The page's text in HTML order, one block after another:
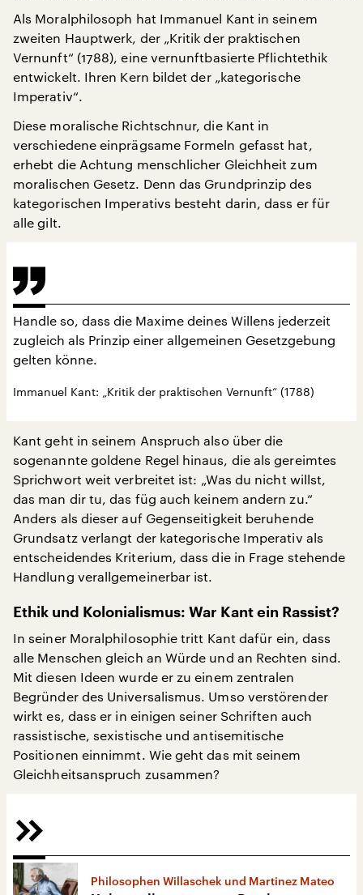
Als Moralphilosoph hat Immanuel Kant in seinem
zweiten Hauptwerk, der „Kritik der praktischen
Vernunft“ (1788), eine vernunftbasierte Pflichtethik
entwickelt. Ihren Kern bildet der „kategorische
Imperativ“.
Diese moralische Richtschnur, die Kant in
verschiedene einprägsame Formeln gefasst hat,
erhebt die Achtung menschlicher Gleichheit zum
moralischen Gesetz. Denn das Grundprinzip des
kategorischen Imperativs besteht darin, dass er für
alle gilt.
Handle so, dass die Maxime deines Willens jederzeit
zugleich als Prinzip einer allgemeinen Gesetzgebung
gelten könne.
Immanuel Kant: „Kritik der praktischen Vernunft“ (1788)
Kant geht in seinem Anspruch also über die
sogenannte goldene Regel hinaus, die als gereimtes
Sprichwort weit verbreitet ist: „Was du nicht willst,
das man dir tu, das füg auch keinem andern zu.“
Anders als dieser auf Gegenseitigkeit beruhende
Grundsatz verlangt der kategorische Imperativ als
entscheidendes Kriterium, dass die in Frage stehende
Handlung verallgemeinerbar ist.
Ethik und Kolonialismus: War Kant ein Rassist?
In seiner Moralphilosophie tritt Kant dafür ein, dass
alle Menschen gleich an Würde und an Rechten sind.
Mit diesen Ideen wurde er zu einem zentralen
Begründer des Universalismus. Umso verstörender
wirkt es, dass er in einigen seiner Schriften auch
rassistische, sexistische und antisemitische
Positionen einnimmt. Wie geht das mit seinem
Gleichheitsanspruch zusammen?
Philosophen Willaschek und Martinez Mateo